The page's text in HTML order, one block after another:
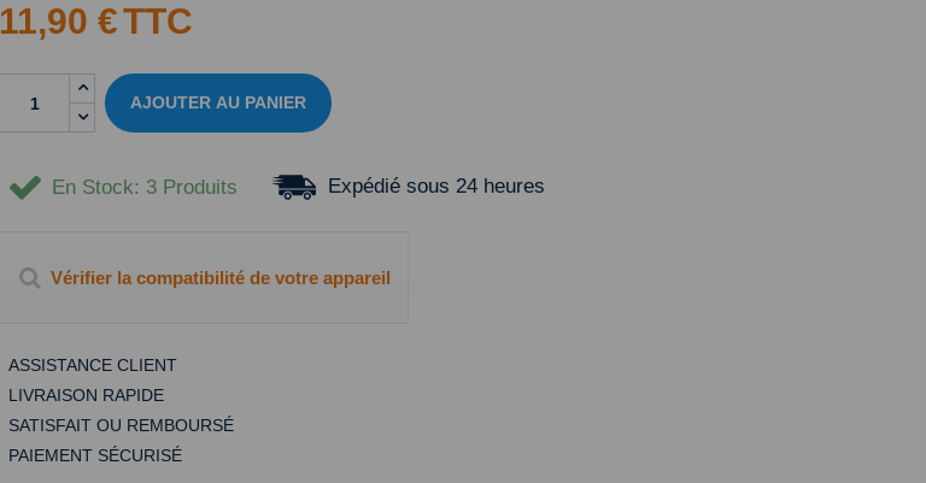
11,90 €TTC
AJOUTER AU PANIER
En Stock: 3 Produits Expédié sous 24 heures
Vérifier la compatibilité de votre appareil
ASSISTANCE CLIENT
LIVRAISON RAPIDE
SATISFAIT OU REMBOURSÉ
PAIEMENT SÉCURISÉ